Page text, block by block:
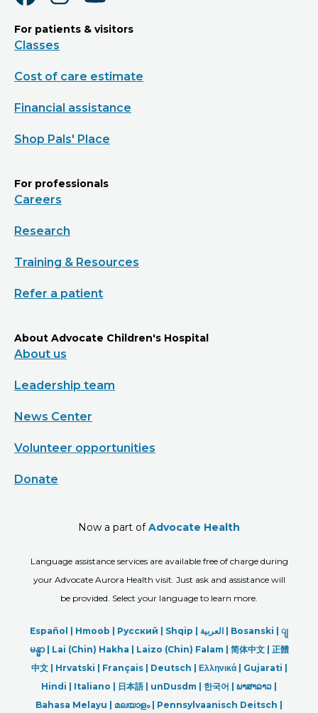
For patients & visitors
Classes
Cost of care estimate
Financial assistance
Shop Pals' Place
For professionals
Careers
Research
Training & Resources
Refer a patient
About Advocate Children's Hospital
About us
Leadership team
News Center
Volunteer opportunities
Donate
Now a part ofAdvocate Health
Language assistance services are available free of charge during
your Advocate Aurora Health visit. Just ask and assistance will
be provided. Select your language to learn more.
Español | Hmoob Русский Shqip العربیة Bosanski
ျ
မန္မာ| Lai (Chin) Hakha | Laizo (Chin) Falam | 简体中文 | 正體
中文 | Hrvatski | Français | Deutsch Ελληνικά | Gujarati |
Hindi
Italiano 日本語| unDusdm 한국어 ພາສາລາວ
Bahasa Melayu | മലയാളം| Pennsylvaanisch Deitsch |